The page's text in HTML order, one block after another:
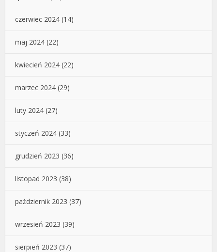
czerwiec 2024 (14)
maj 2024 (22)
kwiecień 2024 (22)
marzec 2024 (29)
luty 2024 (27)
styczeń 2024 (33)
grudzień 2023 (36)
listopad 2023 (38)
październik 2023 (37)
wrzesień 2023 (39)
sierpień 2023 (37)